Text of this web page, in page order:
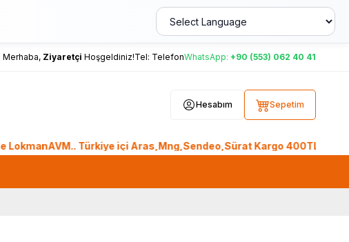
Merhaba, Ziyaretçi Hoşgeldiniz!Tel: TelefonWhatsApp: +90 (553) 062 40 41
Hesabım Sepetim
Türkiye içi Aras,Mng,Sendeo,Sürat Kargo 400TL üzeri, Ptt